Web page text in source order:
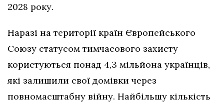
2028 року.
Наразі на території країн Європейського
Союзу статусом тимчасового захисту
користуються понад 4,3 мільйона українців,
які залишили свої домівки через
повномасштабну війну. Найбільшу кількість